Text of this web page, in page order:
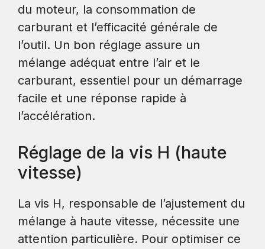
du moteur, la consommation de
carburant et l’efficacité générale de
l’outil. Un bon réglage assure un
mélange adéquat entre l’air et le
carburant, essentiel pour un démarrage
facile et une réponse rapide à
l’accélération.
Réglage de la vis H (haute
vitesse)
La vis H, responsable de l’ajustement du
mélange à haute vitesse, nécessite une
attention particulière. Pour optimiser ce